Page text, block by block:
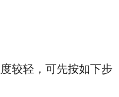
较轻，可先按如下步